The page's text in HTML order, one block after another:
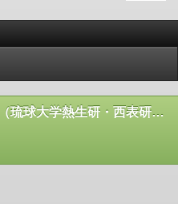
いりけん「西表島での研究」（琉球大学熱生研・西表研究施設）